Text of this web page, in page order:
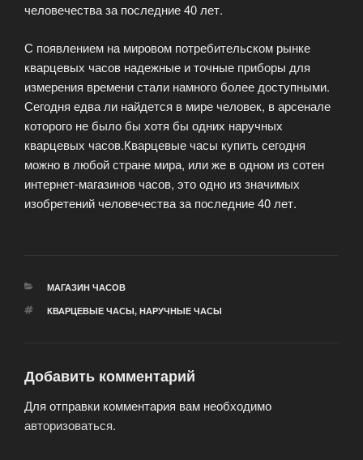
человечества за последние 40 лет.
С появлением на мировом потребительском рынке
кварцевых часов надежные и точные приборы для
измерения времени стали намного более доступными.
Сегодня едва ли найдется в мире человек, в арсенале
которого не было бы хотя бы одних наручных
кварцевых часов.Кварцевые часы купить сегодня
можно в любой стране мира, или же в одном из сотен
интернет-магазинов часов, это одно из значимых
изобретений человечества за последние 40 лет.
РУБРИКИ
МАГАЗИН ЧАСОВ
МЕТКИ
КВАРЦЕВЫЕ ЧАСЫ, НАРУЧНЫЕ ЧАСЫ
Добавить комментарий
Для отправки комментария вам необходимо
авторизоваться.